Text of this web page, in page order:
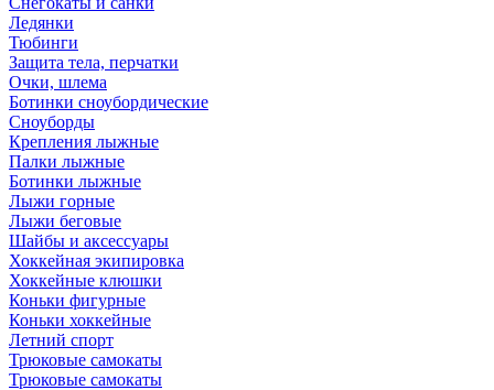
Ледянки
Тюбинги
Защита тела, перчатки
Очки, шлема
Ботинки сноубордические
Сноуборды
Крепления лыжные
Палки лыжные
Ботинки лыжные
Лыжи горные
Лыжи беговые
Шайбы и аксессуары
Хоккейная экипировка
Хоккейные клюшки
Коньки фигурные
Коньки хоккейные
Летний спорт
Трюковые самокаты
Трюковые самокаты